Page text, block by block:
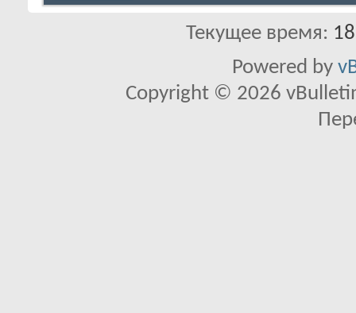
Текущее время:
Powered by
Copyright © 2026